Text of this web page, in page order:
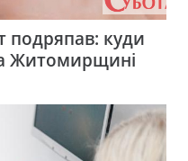
подряпав: куди
Житомирщині